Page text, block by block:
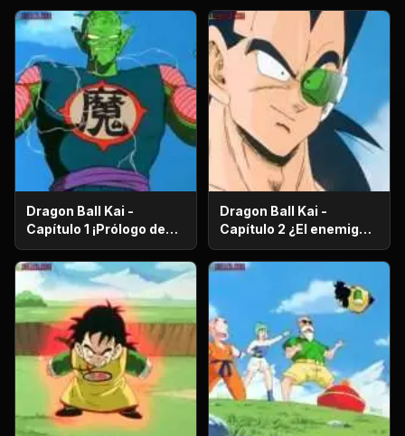
Dragon Ball Kai -
Capítulo 1 ¡Prólogo de
batalla! ¡El regreso de
Gokú!
Dragon Ball Kai -
Capítulo 2 ¿El enemigo
es el hermano mayor de
Gokú? ¡El secreto de los
poderosos guerreros